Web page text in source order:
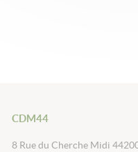
CDM44
8 Rue du Cherche Midi